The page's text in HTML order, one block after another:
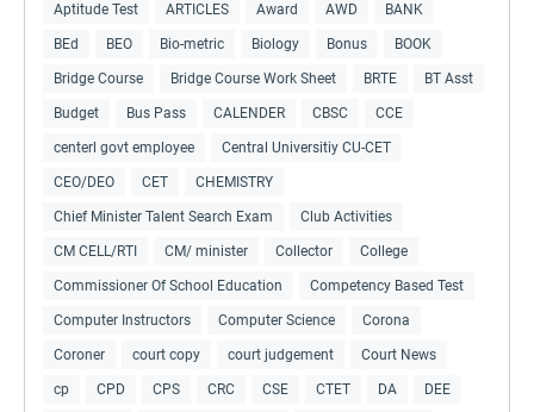
Aptitude Test ARTICLES Award AWD BANK
BEd BEO Bio-metric Biology Bonus BOOK
Bridge Course Bridge Course Work Sheet BRTE BT Asst
Budget Bus Pass CALENDER CBSC CCE
centerl govt employee Central Universitiy CU-CET
CEO/DEO CET CHEMISTRY
Chief Minister Talent Search Exam Club Activities
CM CELL/RTI CM/ minister Collector College
Commissioner Of School Education Competency Based Test
Computer Instructors Computer Science Corona
Coroner court copy court judgement Court News
cp CPD CPS CRC CSE CTET DA DEE